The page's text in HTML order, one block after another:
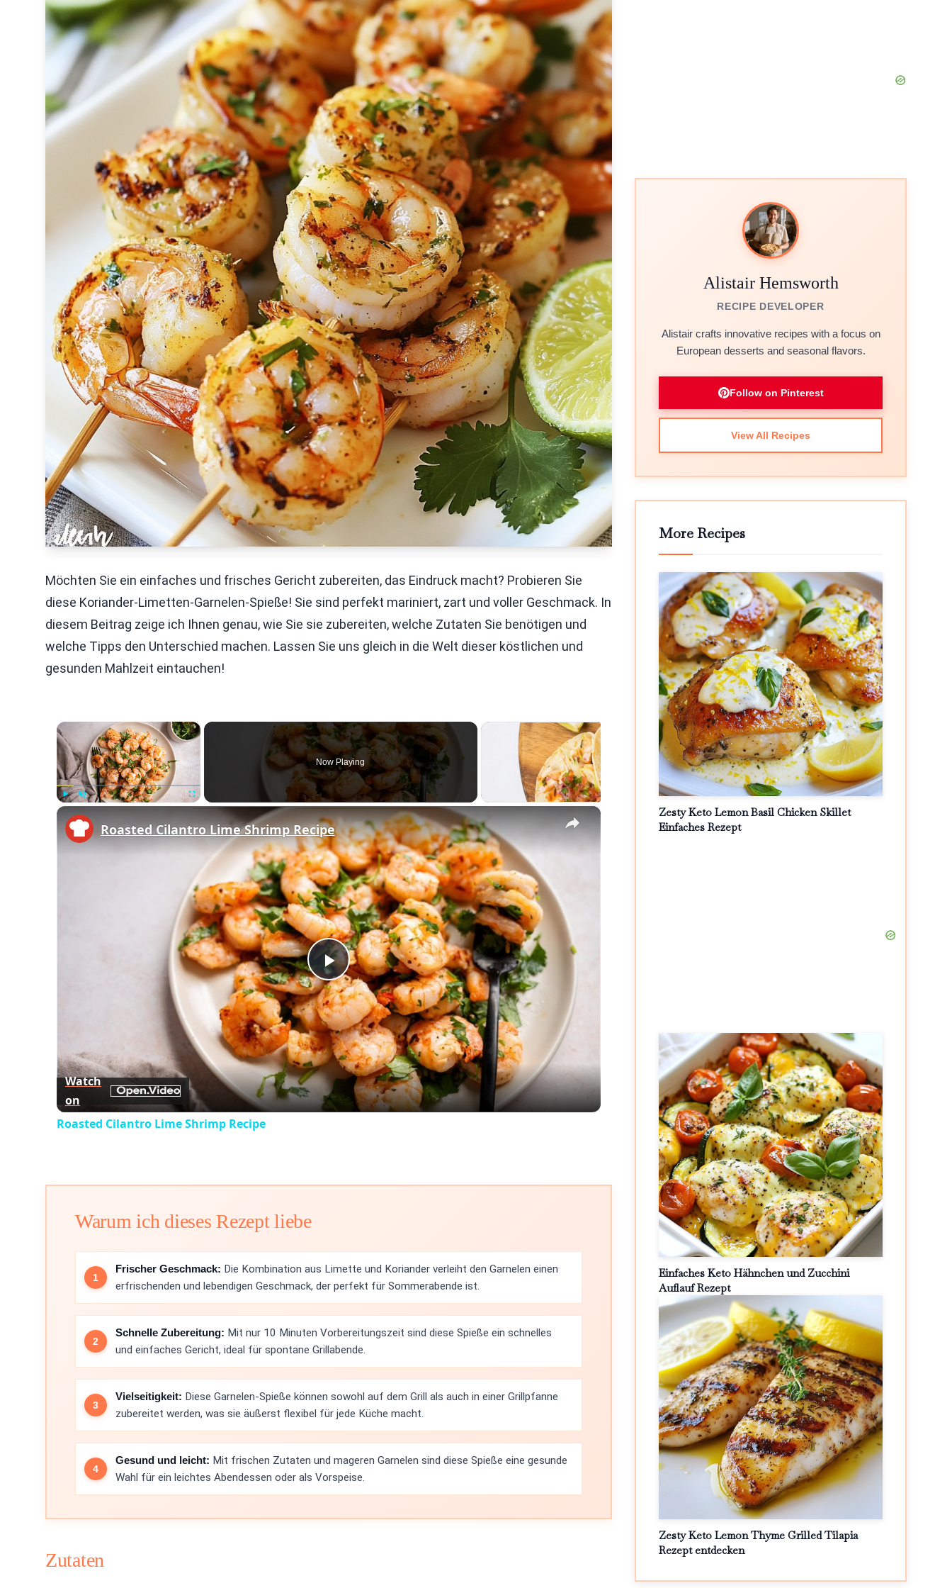
Möchten Sie ein einfaches und frisches Gericht zubereiten, das Eindruck macht? Probieren Sie
diese Koriander-Limetten-Garnelen-Spieße! Sie sind perfekt mariniert, zart und voller Geschmack. In
diesem Beitrag zeige ich Ihnen genau, wie Sie sie zubereiten, welche Zutaten Sie benötigen und
welche Tipps den Unterschied machen. Lassen Sie uns gleich in die Welt dieser köstlichen und
gesunden Mahlzeit eintauchen!
×
Now Playing
×
Play
Video
Roasted Cilantro Lime Shrimp Recipe
Watch
on
Roasted Cilantro Lime Shrimp Recipe
Warum ich dieses Rezept liebe
Frischer Geschmack: Die Kombination aus Limette und Koriander verleiht den Garnelen einen
erfrischenden und lebendigen Geschmack, der perfekt für Sommerabende ist.
Schnelle Zubereitung: Mit nur 10 Minuten Vorbereitungszeit sind diese Spieße ein schnelles
und einfaches Gericht, ideal für spontane Grillabende.
Vielseitigkeit: Diese Garnelen-Spieße können sowohl auf dem Grill als auch in einer Grillpfanne
zubereitet werden, was sie äußerst flexibel für jede Küche macht.
Gesund und leicht: Mit frischen Zutaten und mageren Garnelen sind diese Spieße eine gesunde
Wahl für ein leichtes Abendessen oder als Vorspeise.
Zutaten
Alistair Hemsworth
RECIPE DEVELOPER
Alistair crafts innovative recipes with a focus on
European desserts and seasonal flavors.
Follow on Pinterest
View All Recipes
More Recipes
Zesty Keto Lemon Basil Chicken Skillet
Einfaches Rezept
Einfaches Keto Hähnchen und Zucchini
Auflauf Rezept
Zesty Keto Lemon Thyme Grilled Tilapia
Rezept entdecken